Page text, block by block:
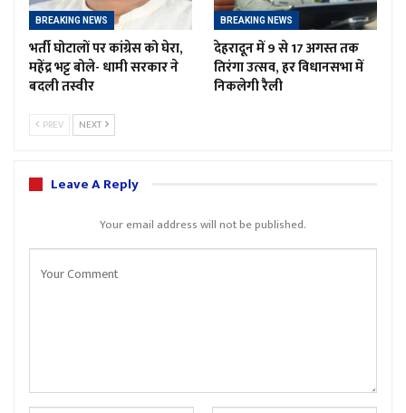
BREAKING NEWS
भर्ती घोटालों पर कांग्रेस को घेरा,
महेंद्र भट्ट बोले- धामी सरकार ने
बदली तस्वीर
BREAKING NEWS
देहरादून में 9 से 17 अगस्त तक
तिरंगा उत्सव, हर विधानसभा में
निकलेगी रैली
PREV NEXT
Leave A Reply
Your email address will not be published.